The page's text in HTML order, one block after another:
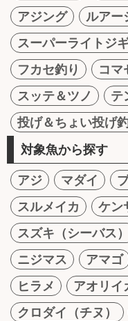
アジング
ルアー
スーパーライトジ
フカセ釣り
コマ
スッテ＆ツノ
テ
投げ＆ちょい投げ
対象魚から探す
アジ マダイ
スルメイカ
ケン
スズキ（シーバス）
ニジマス
アマゴ
ヒラメ
アオリイ
クロダイ（チヌ）